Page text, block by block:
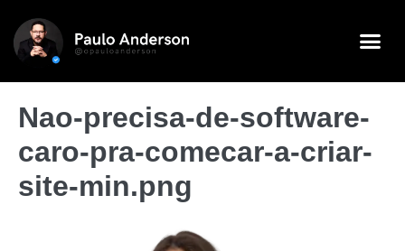
Nao-precisa-de-software-
caro-pra-comecar-a-criar-
site-min.png